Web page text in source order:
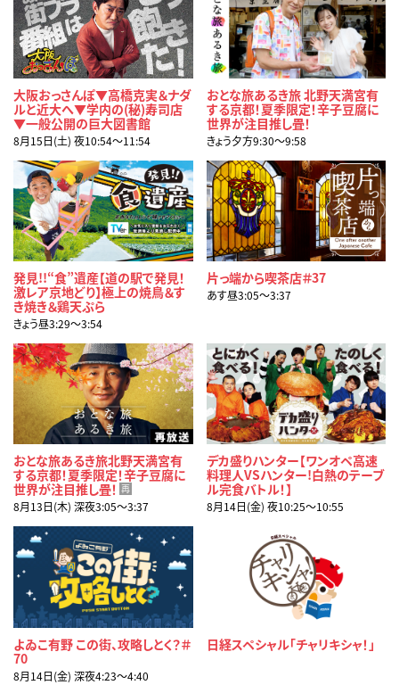
大阪おっさんぽ▼高橋克実＆ナダ
ルと近大へ▼学内の(秘)寿司店
▼一般公開の巨大図書館
8月15日(土) 夜10:54〜11:54
おとな旅あるき旅 北野天満宮有
する京都！夏季限定！辛子豆腐に
世界が注目推し畳！
きょう夕方9:30〜9:58
発見!!“食”遺産【道の駅で発見！
激レア京地どり】極上の焼鳥＆す
き焼き＆鶏天ぷら
きょう昼3:29〜3:54
片っ端から喫茶店＃37
あす昼3:05〜3:37
おとな旅あるき旅北野天満宮有
する京都！夏季限定！辛子豆腐に
世界が注目推し畳！ 再
8月13日(木) 深夜3:05〜3:37
デカ盛りハンター【ワンオペ高速
料理人VSハンター!白熱のテーブ
ル完食バトル！】
8月14日(金) 夜10:25〜10:55
よゐこ有野 この街、攻略しとく？＃
70
8月14日(金) 深夜4:23〜4:40
日経スペシャル「チャリキシャ！」